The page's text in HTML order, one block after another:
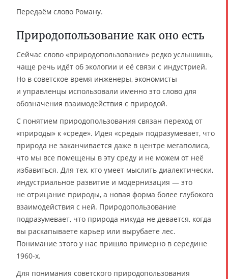
Передаём слово Роману.
Природопользование как оно есть
Сейчас слово «природопользование» редко услышишь,
чаще речь идёт об экологии и её связи с индустрией.
Но в советское время инженеры, экономисты
и управленцы использовали именно это слово для
обозначения взаимодействия с природой.
С понятием природопользования связан переход от
«природы» к «среде». Идея «среды» подразумевает, что
природа не заканчивается даже в центре мегаполиса,
что мы все помещены в эту среду и не можем от неё
избавиться. Для тех, кто умеет мыслить диалектически,
индустриальное развитие и модернизация — это
не отрицание природы, а новая форма более глубокого
взаимодействия с ней. Природопользование
подразумевает, что природа никуда не девается, когда
вы раскапываете карьер или вырубаете лес.
Понимание этого у нас пришло примерно в середине
1960-х.
Для понимания советского природопользования